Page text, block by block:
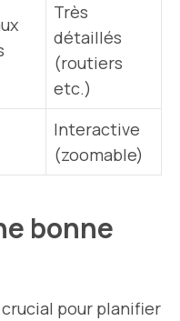
Très
détaillés
(routiers
etc.)
Interactive
(zoomable)
bonne
pour planifier